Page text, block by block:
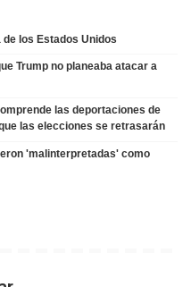
los Estados Unidos
Trump no planeaba atacar a
las deportaciones de
las elecciones se retrasarán
'malinterpretadas' como